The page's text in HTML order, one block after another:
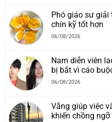
Phó giáo sư
chín kỹ tốt hơn
06/08/2026
Nam diễn viên
bị bắt vì cáo
06/08/2026
Vắng giúp việc
khiến chồng ngỡ